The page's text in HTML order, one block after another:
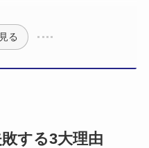
る
する3大理由